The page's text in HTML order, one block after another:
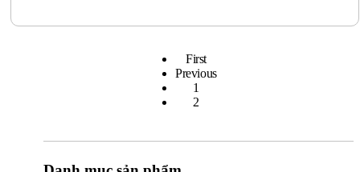
First
Previous
1
2